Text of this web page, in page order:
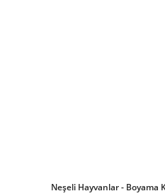
Neşeli Hayvanlar - Boyama